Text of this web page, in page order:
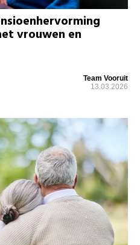
vrouwen en
Team Vooruit
13.03.2026